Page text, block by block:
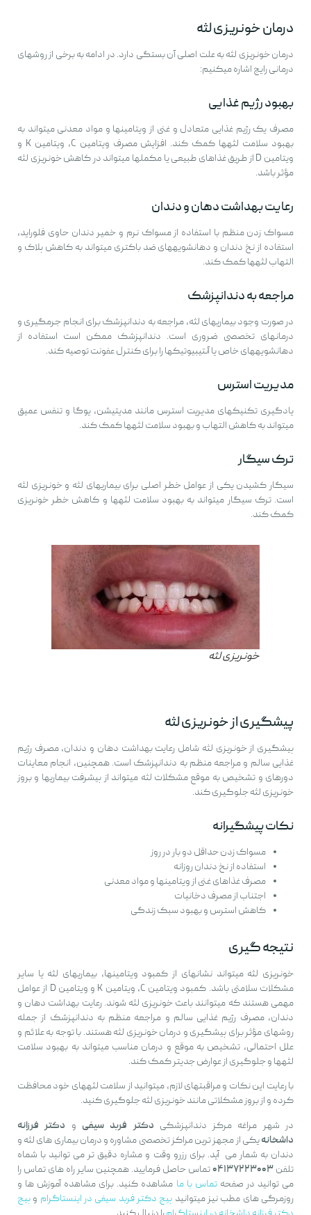
درمان خونریزی لثه
درمان خونریزی لثه به علت اصلی آن بستگی دارد. در ادامه به برخی از روشهای
درمانی رایج اشاره میکنیم:
بهبود رژیم غذایی
مصرف یک رژیم غذایی متعادل و غنی از ویتامینها و مواد معدنی میتواند به
بهبود سلامت لثهها کمک کند. افزایش مصرف ویتامین C، ویتامین K و
ویتامین D از طریق غذاهای طبیعی یا مکملها میتواند در کاهش خونریزی لثه
مؤثر باشد.
رعایت بهداشت دهان و دندان
مسواک زدن منظم با استفاده از مسواک نرم و خمیر دندان حاوی فلوراید،
استفاده از نخ دندان و دهانشویههای ضد باکتری میتواند به کاهش پلاک و
التهاب لثهها کمک کند.
مراجعه به دندانپزشک
در صورت وجود بیماریهای لثه، مراجعه به دندانپزشک برای انجام جرمگیری و
درمانهای تخصصی ضروری است. دندانپزشک ممکن است استفاده از
دهانشویههای خاص یا آنتیبیوتیکها را برای کنترل عفونت توصیه کند.
مدیریت استرس
یادگیری تکنیکهای مدیریت استرس مانند مدیتیشن، یوگا و تنفس عمیق
میتواند به کاهش التهاب و بهبود سلامت لثهها کمک کند.
ترک سیگار
سیگار کشیدن یکی از عوامل خطر اصلی برای بیماریهای لثه و خونریزی لثه
است. ترک سیگار میتواند به بهبود سلامت لثهها و کاهش خطر خونریزی
کمک کند.
خونریزی لثه
پیشگیری از خونریزی لثه
پیشگیری از خونریزی لثه شامل رعایت بهداشت دهان و دندان، مصرف رژیم
غذایی سالم و مراجعه منظم به دندانپزشک است. همچنین، انجام معاینات
دورهای و تشخیص به موقع مشکلات لثه میتواند از پیشرفت بیماریها و بروز
خونریزی لثه جلوگیری کند.
نکات پیشگیرانه
مسواک زدن حداقل دو بار در روز
استفاده از نخ دندان روزانه
مصرف غذاهای غنی از ویتامینها و مواد معدنی
اجتناب از مصرف دخانیات
کاهش استرس و بهبود سبک زندگی
نتیجه گیری
خونریزی لثه میتواند نشانهای از کمبود ویتامینها، بیماریهای لثه یا سایر
مشکلات سلامتی باشد. کمبود ویتامین C، ویتامین K و ویتامین D از عوامل
مهمی هستند که میتوانند باعث خونریزی لثه شوند. رعایت بهداشت دهان و
دندان، مصرف رژیم غذایی سالم و مراجعه منظم به دندانپزشک از جمله
روشهای مؤثر برای پیشگیری و درمان خونریزی لثه هستند. با توجه به علائم و
علل احتمالی، تشخیص به موقع و درمان مناسب میتواند به بهبود سلامت
لثهها و جلوگیری از عوارض جدیتر کمک کند.
با رعایت این نکات و مراقبتهای لازم، میتوانید از سلامت لثههای خود محافظت
کرده و از بروز مشکلاتی مانند خونریزی لثه جلوگیری کنید.
در شهر مراغه مرکز دندانپزشکی دکتر فربد سیفی و دکتر فرزانه
داشخانهیکی از مجهز ترین مراکز تخصصی مشاوره و درمان بیماری های لثه و
دندان به شمار می آید. برای رزرو وقت و مشاره دقیق تر می توانید با شماه
تلفن ۰۴۱۳۷۲۲۳۰۰۳تماس حاصل فرمایید. همچنین سایر راه های تماس را
می توانید در صفحهتماس با ما مشاهده کنید. برای مشاهده آموزش ها و
روزمرگی های مطب نیز میتوانید پیج دکتر فربد سیفی در اینستاگرام و پیج